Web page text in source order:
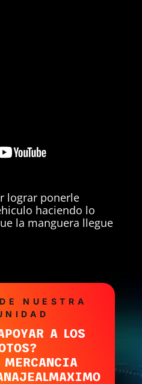
lograr ponerle
haciendo lo
la manguera llegue
NUESTRA
A LOS
MERCANCIA